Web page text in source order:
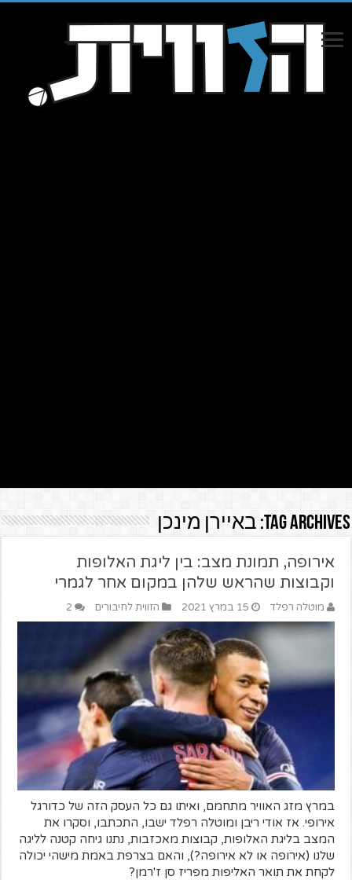
Tag Archives: באיירן מינכן
אירופה, תמונת מצב: בין ליגת האלופות
וקבוצות שהראש שלהן במקום אחר לגמרי
מוטלה רפלד 15 במרץ 2021 הזווית לחיבורים 2
במרץ מזג האוויר מתחמם, ואיתו גם כל העסק הזה של כדורגל
אירופי. אז אודי ריבן ומוטלה רפלד ישבו, התכתבו, וסקרו את
המצב בליגת האלופות, קבוצות מאכזבות, נתנו גיחה קטנה לליגה
שלנו (אירופה או לא אירופה?), והאם בצרפת באמת מישהי יכולה
לקחת את תואר האליפות מפריז סן ז'רמן?